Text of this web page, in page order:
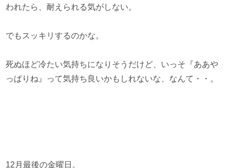
われたら、耐えられる気がしない。
でもスッキリするのかな。
死ぬほど冷たい気持ちになりそうだけど、いっそ『ああや
っぱりね』って気持ち良いかもしれないな、なんて・・。
12月最後の金曜日。